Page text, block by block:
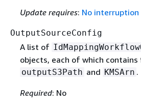
Update requires: No interruption
OutputSourceConfig
A list of
objects, each of which contains
outputS3Path and KMSArn .
Required: No